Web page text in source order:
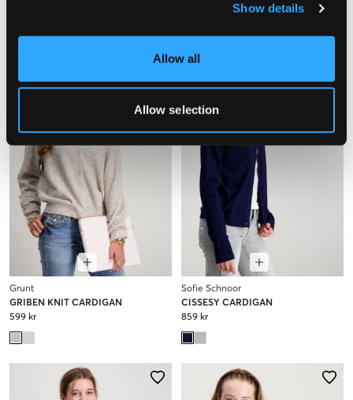
Show details
Allow all
Allow selection
Grunt
GRIBEN KNIT CARDIGAN
599 kr
Sofie Schnoor
CISSESY CARDIGAN
859 kr